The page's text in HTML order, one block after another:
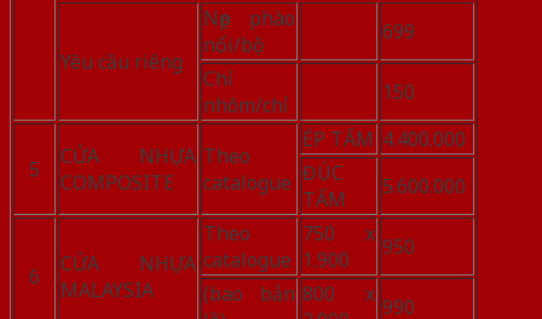
Yêu cầu riêng
Nẹp phào
nổi/bộ
699
Chỉ
nhôm/chỉ
150
5
CỬA NHỰA
COMPOSITE
Theo
catalogue
ÉP TẤM 4.400.000
ĐÚC
TẤM
5.600.000
6
CỬA NHỰA
MALAYSIA
Theo
catalogue
750 x
1.900
950
(bao bản 800 x 990